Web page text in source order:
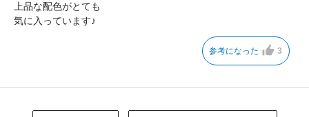
上品な配色がとても
気に入っています♪
参考になった 3